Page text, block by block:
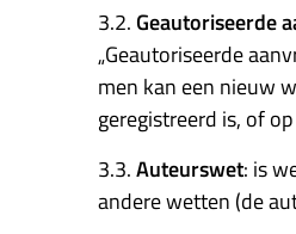
3.2. Geautoriseerde
„Geautoriseerde
men kan een nieuw
geregistreerd is, of
3.3.Auteurswet: is
andere wetten (de